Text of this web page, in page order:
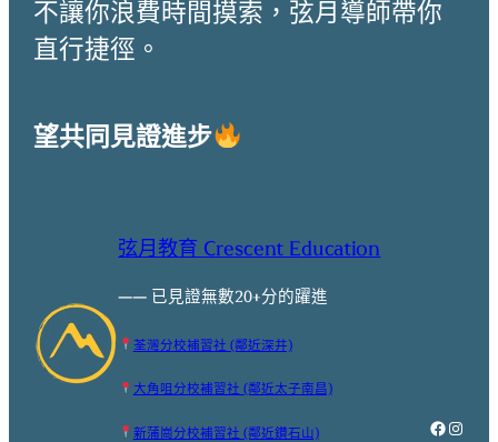
不讓你浪費時間摸索，弦月導師帶你
直行捷徑。
望共同見證進步
弦月教育 Crescent Education
—— 已見證無數20+分的躍進
荃灣分校補習社 (鄰近深井)
大角咀分校補習社 (鄰近太子南昌)
新蒲崗分校補習社 (鄰近鑽石山)